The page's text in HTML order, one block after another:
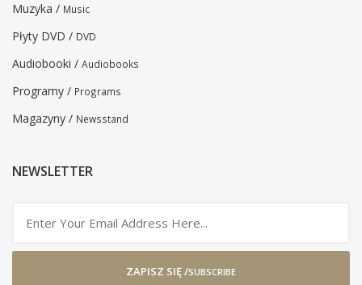
Muzyka / Music
Płyty DVD / DVD
Audiobooki / Audiobooks
Programy / Programs
Magazyny / Newsstand
NEWSLETTER
ZAPISZ SIĘ /SUBSCRIBE